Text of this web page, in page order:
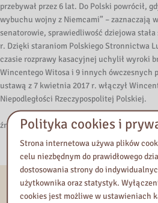
przebywał przez 6 lat. Do Polski powrócił,
wybuchu wojny z Niemcami” – zaznaczają
senatorowie, sprawiedliwość dziejowa
r. Dzięki staraniom Polskiego Stronnictwa
czasie rozprawy kasacyjnej uchylił wyroki
Wincentego Witosa i 9 innych ówczesnych
ustawą z 7 kwietnia 2017 r. włączył
Niepodległości Rzeczypospolitej Polskiej.
źródło:senat.edu.pl
E-usługi
Polityka cookies i
Strona internetowa używa plików
celu niezbędnym do prawidłowego
dostosowania strony do
użytkownika oraz statystyk.
cookies jest możliwe w ustawieniach